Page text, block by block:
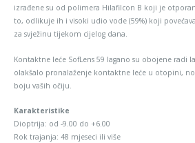
izrađene su od polimera Hilafilcon B koji je
to, odlikuje ih i visoki udio vode (59%) koji
za svježinu tijekom cijelog dana.
Kontaktne leće SofLens 59 lagano su obojene radi
olakšalo pronalaženje kontaktne leće u otopini,
boju vaših očiju.
Karakteristike
Dioptrija: od -9.00 do +6.00
Rok trajanja: 48 mjeseci ili više